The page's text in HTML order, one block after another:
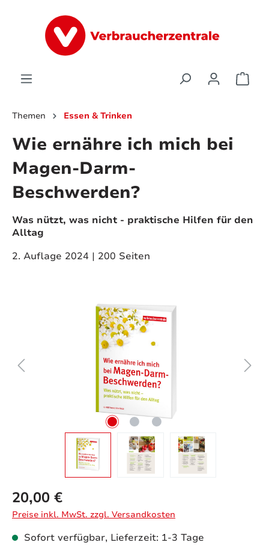
springen
Themen Essen & Trinken
Wie ernähre ich mich bei
Magen-Darm-
Beschwerden?
Was nützt, was nicht - praktische Hilfen für den
Alltag
2. Auflage 2024 | 200 Seiten
Bildergalerie überspringen
20,00 €
Preise inkl. MwSt. zzgl. Versandkosten
Sofort verfügbar, Lieferzeit: 1-3 Tage